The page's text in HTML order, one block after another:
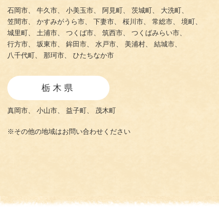
石岡市、 牛久市、 小美玉市、 阿見町、 茨城町、
大洗町、
笠間市、
かすみがうら市、 下妻市、 桜川市、 常総市、
境町、
城里町、
土浦市、 つくば市、 筑西市、
つくばみらい市、
行方市、
坂東市、 鉾田市、 水戸市、 美浦村、
結城市、
八千代町、
那珂市、 ひたちなか市
栃木県
真岡市、 小山市、 益子町、 茂木町
※その他の地域はお問い合わせください